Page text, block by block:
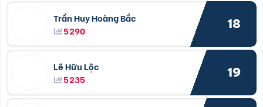
Trần Huy Hoàng Bắc
5290
18
Lê Hữu Lộc
5235
19